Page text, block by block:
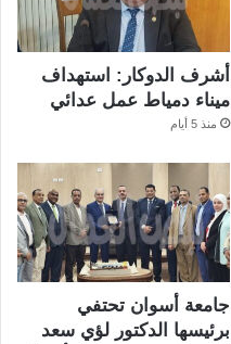
أشرف الدوكار: استهداف
ميناء دمياط عمل عدائي
منذ 5 أيام
جامعة أسوان تحتفي
برئيسها الدكتور لؤي سعد